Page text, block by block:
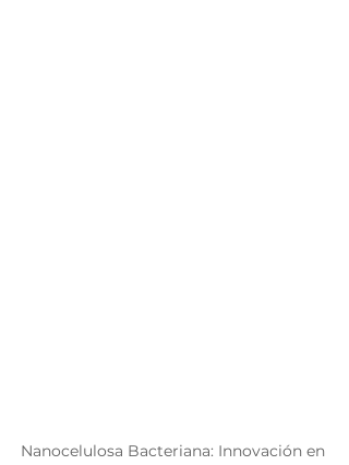
Nanocelulosa Bacteriana: Innovación en